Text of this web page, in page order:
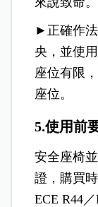
►正確作
央，並使
座位有限
座位。
5.使用前
安全座椅
證，購買時
ECE R44